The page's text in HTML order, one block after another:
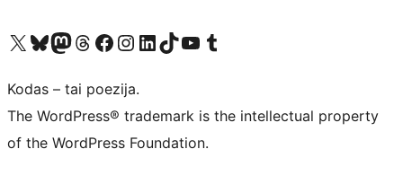
Visit our X (formerly Twitter) account
Apsilankykite mūsų Bluesky paskyroje
Visit our Mastodon account
Apsilankykite mūsų Threads paskyroje
Visit our Facebook page
Visit our Instagram account
Visit our LinkedIn account
Apsilankykite mūsų TikTok paskyroje
Visit our YouTube channel
Apsilankykite mūsų Tumblr paskyroje
Kodas – tai poezija.
The WordPress® trademark is the intellectual property
of the WordPress Foundation.